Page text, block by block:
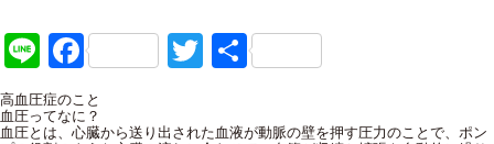
LineFacebookTwitter
共
高血圧症のこと
血圧ってなに？
血圧とは、心臓から送り出された血液が動脈の壁を押す圧力のことで、ポン